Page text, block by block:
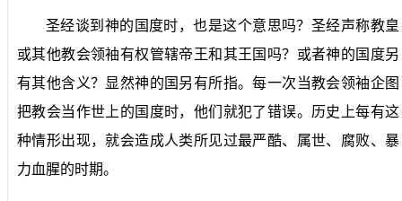
圣经谈到神的国度时，也是这个意思吗？圣经声称教皇
或其他教会领袖有权管辖帝王和其王国吗？或者神的国度另
有其他含义？显然神的国另有所指。每一次当教会领袖企图
把教会当作世上的国度时，他们就犯了错误。历史上每有这
种情形出现，就会造成人类所见过最严酷、属世、腐败、暴
力血腥的时期。